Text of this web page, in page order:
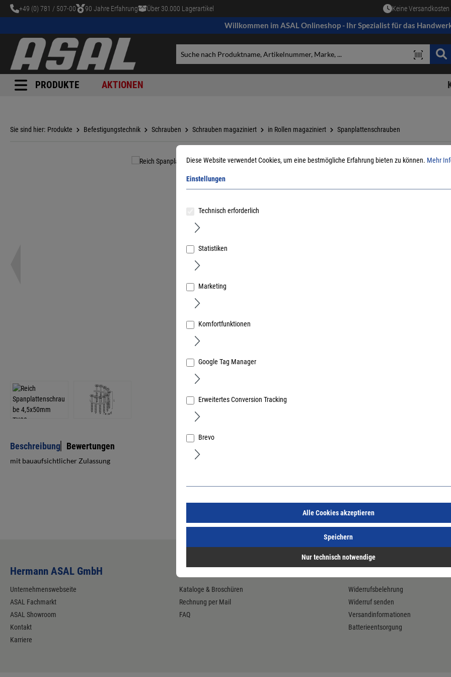
springen
+49 (0) 781 / 507-00 90 Jahre Erfahrung Über 30.000 Lagerartikel Keine
Willkommen im ASAL Onlineshop - Ihr Spezialist für das
PRODUKTE AKTIONEN
Sie sind hier: Produkte Befestigungstechnik Schrauben Schrauben magaziniert in Rollen magaziniert Spanplattenschrauben
Joh. Friedrich
Reich
Beschreibung Bewertungen
mit bauaufsichtlicher Zulassung
Hermann ASAL GmbH
Unternehmenswebseite
ASAL Fachmarkt
ASAL Showroom
Kontakt
Karriere
Service
Kataloge & Broschüren
Rechnung per Mail
FAQ
Bestellung & Lieferung
Widerrufsbelehrung
Widerruf senden
Versandinformationen
Batterieentsorgung
Diese Website verwendet Cookies, um eine bestmögliche Erfahrung bieten zu können. Mehr
Einstellungen
Technisch erforderlich
Statistiken
Marketing
Komfortfunktionen
Google Tag Manager
Erweitertes Conversion Tracking
Brevo
Alle Cookies akzeptieren
Speichern
Nur technisch notwendige